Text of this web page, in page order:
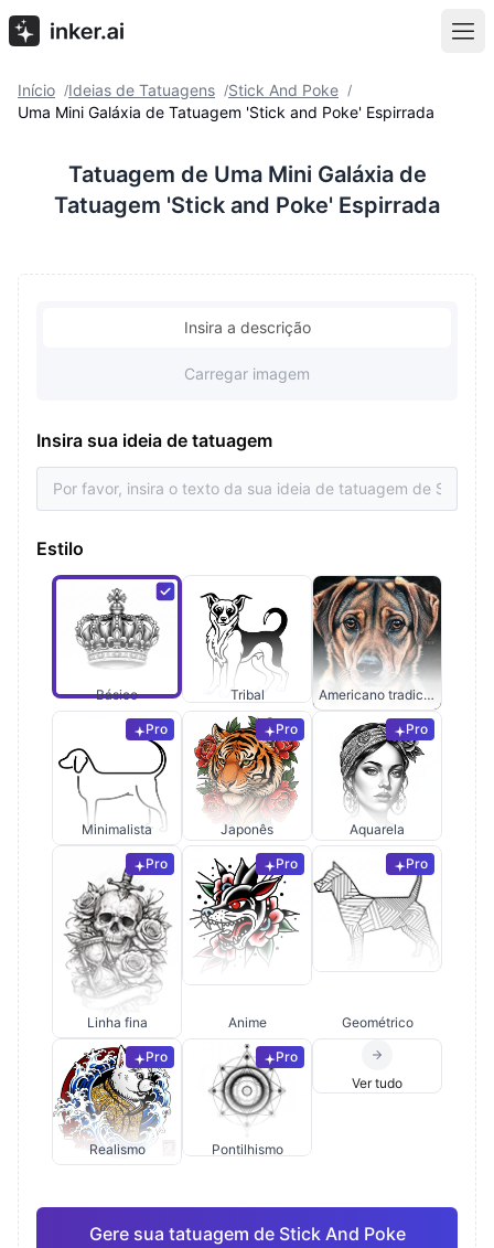
Início /Ideias de Tatuagens /Stick And Poke /
Uma Mini Galáxia de Tatuagem 'Stick and Poke' Espirrada
Tatuagem de Uma Mini Galáxia de
Tatuagem 'Stick and Poke' Espirrada
Insira a descrição
Carregar imagem
Insira sua ideia de tatuagem
Estilo
Básico Tribal Americano tradicional
Pro
Minimalista
Pro
Japonês
Pro
Aquarela
Pro
Linha fina
Pro
Anime
Pro
Geométrico
Pro
Realismo
Pro
Pontilhismo
Ver tudo
Gere sua tatuagem de Stick And Poke